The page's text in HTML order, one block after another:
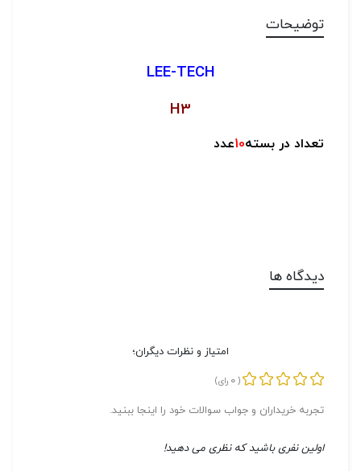
توضیحات
LEE-TECH
H3
تعداد در بسته10عدد
دیدگاه ها
امتیاز و نظرات دیگران؛
(
0 رای)
تجربه خریداران و جواب سوالات خود را اینجا ببنید.
اولین نفری باشید که نظری می دهید!